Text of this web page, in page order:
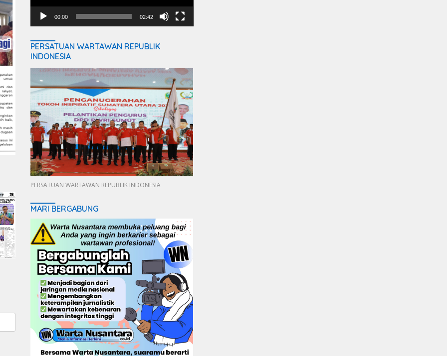
00:00 02:42
PERSATUAN WARTAWAN REPUBLIK
INDONESIA
PERSATUAN WARTAWAN REPUBLIK INDONESIA
MARI BERGABUNG